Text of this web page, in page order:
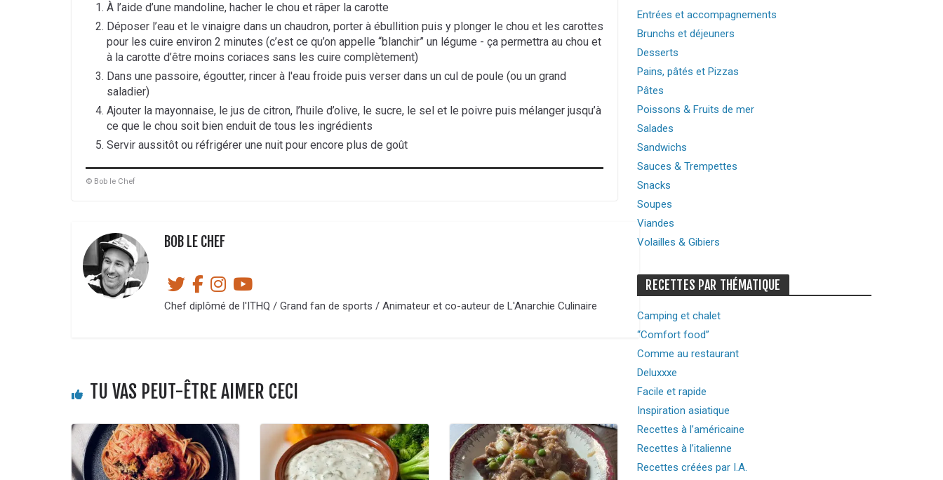
À l’aide d’une mandoline, hacher le chou et râper la carotte
Déposer l’eau et le vinaigre dans un chaudron, porter à ébullition puis y plonger le chou et les carottes
pour les cuire environ 2 minutes (c’est ce qu’on appelle “blanchir” un légume - ça permettra au chou et
à la carotte d’être moins coriaces sans les cuire complètement)
Dans une passoire, égoutter, rincer à l'eau froide puis verser dans un cul de poule (ou un grand
saladier)
Ajouter la mayonnaise, le jus de citron, l’huile d’olive, le sucre, le sel et le poivre puis mélanger jusqu’à
ce que le chou soit bien enduit de tous les ingrédients
Servir aussitôt ou réfrigérer une nuit pour encore plus de goût
© Bob le Chef
BOB LE CHEF
Chef diplômé de l'ITHQ / Grand fan de sports / Animateur et co-auteur de L'Anarchie Culinaire
TU VAS PEUT-ÊTRE AIMER CECI
Entrées et accompagnements
Brunchs et déjeuners
Desserts
Pains, pâtés et Pizzas
Pâtes
Poissons & Fruits de mer
Salades
Sandwichs
Sauces & Trempettes
Snacks
Soupes
Viandes
Volailles & Gibiers
RECETTES PAR THÉMATIQUE
Camping et chalet
“Comfort food”
Comme au restaurant
Deluxxxe
Facile et rapide
Inspiration asiatique
Recettes à l’américaine
Recettes à l’italienne
Recettes créées par I.A.